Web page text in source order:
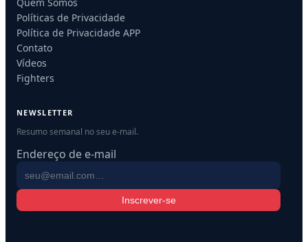
Políticas de Privacidade
Política de Privacidade APP
Contato
Vídeos
Fighters
NEWSLETTER
Resumo semanal no seu e-mail.
Endereço de e-mail
Inscrever-se